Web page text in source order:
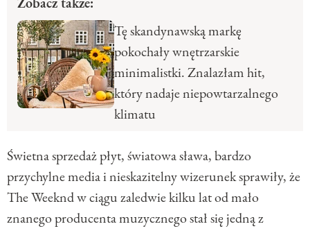
Tę skandynawską markę
pokochały wnętrzarskie
minimalistki. Znalazłam hit,
który nadaje niepowtarzalnego
klimatu
Świetna sprzedaż płyt, światowa sława, bardzo
przychylne media i nieskazitelny wizerunek sprawiły, że
The Weeknd w ciągu zaledwie kilku lat od mało
znanego producenta muzycznego stał się jedną z